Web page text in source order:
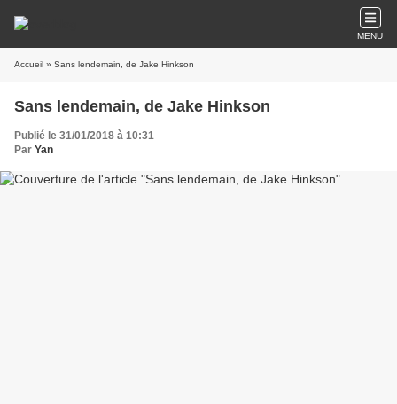
MENU
Accueil » Sans lendemain, de Jake Hinkson
Sans lendemain, de Jake Hinkson
Publié le 31/01/2018 à 10:31
Par Yan